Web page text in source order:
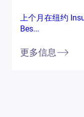
上个月在纽约
Bes...
更多信息